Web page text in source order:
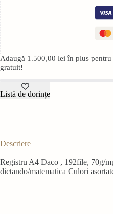
Adaugă 1.500,00 lei în plus pentru
gratuit!
Listă de dorințe
Descriere
Registru A4 Daco , 192file, 70g/
dictando/matematica Culori